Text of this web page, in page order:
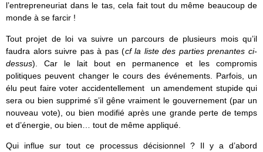
l’entrepreneuriat dans le tas, cela fait tout du même beaucoup de
monde à se farcir !
Tout projet de loi va suivre un parcours de plusieurs mois qu’il
faudra alors suivre pas à pas (cf la liste des parties prenantes ci-
dessus). Car le lait bout en permanence et les compromis
politiques peuvent changer le cours des événements. Parfois, un
élu peut faire voter accidentellement un amendement stupide qui
sera ou bien supprimé s’il gêne vraiment le gouvernement (par un
nouveau vote), ou bien modifié après une grande perte de temps
et d’énergie, ou bien… tout de même appliqué.
Qui influe sur tout ce processus décisionnel ? Il y a d’abord